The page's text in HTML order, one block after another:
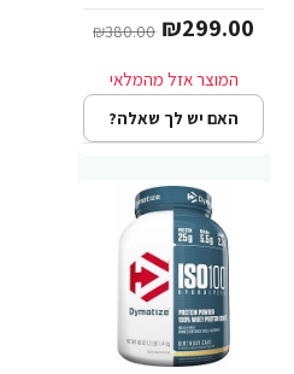
Dymatize Nutrition
₪299.00
₪380.00
האם יש לך שאלה?